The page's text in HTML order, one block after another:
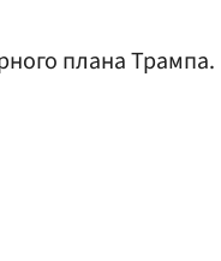
плана Трампа.